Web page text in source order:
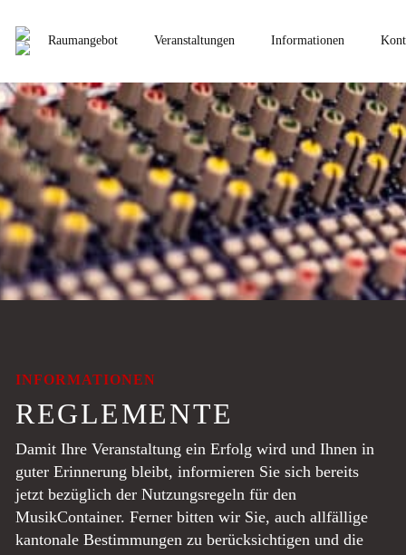
Raumangebot Veranstaltungen Informationen
INFORMATIONEN
REGLEMENTE
Damit Ihre Veranstaltung ein Erfolg wird und Ihnen in
guter Erinnerung bleibt, informieren Sie sich bereits
jetzt bezüglich der Nutzungsregeln für den
MusikContainer. Ferner bitten wir Sie, auch allfällige
kantonale Bestimmungen zu berücksichtigen und die